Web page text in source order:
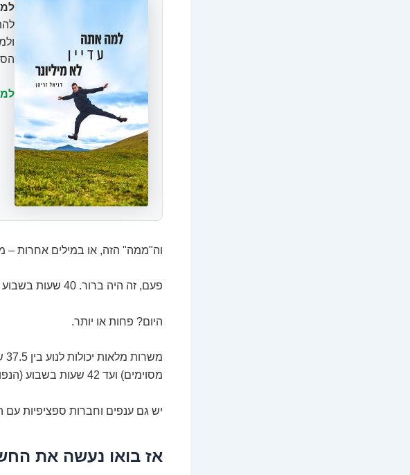
וה"ממה" הזה, או במילים אחרות
פעם, זה היה ברור. 40 שעות בשבוע ונגמר הסיפור.
היום? פחות או יותר.
מסוימים) ועד 42 שעות בשבוע (הנפוץ יותר במגזר הפרטי).
יש גם ענפים וחברות ספציפיות
אז בואו נעשה את